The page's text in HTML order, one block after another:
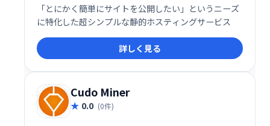
「とにかく簡単にサイトを公開したい」というニーズ
に特化した超シンプルな静的ホスティングサービス
詳しく見る
Cudo Miner
0.0 (0件)